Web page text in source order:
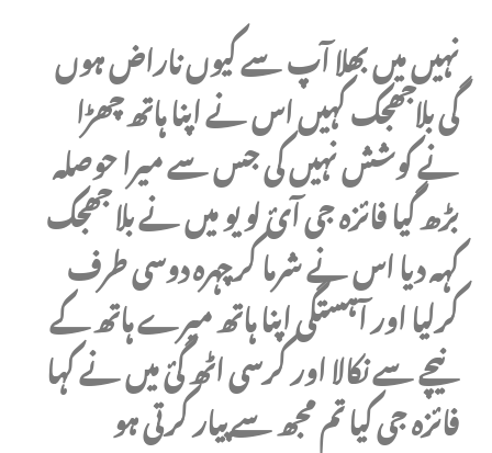
نہیں میں بھلا آپ سے کیوں ناراض ہوں
گی بلاجھجک کہیں اس نے اپنا ہاتھ چھڑا
نے کوشش نہیں کی جس سے میرا حوصلہ
بڑھ گیا فائزہ جی آئ لو یو میں نے بلا جھجک
کہہ دیا اس نے شرما کرچہرہ دوسی طرف
کرلیا اور آہستگی اپنا ہاتھ میرے ہاتھ کے
نیچے سے نکالا اور کرسی اٹھ گئ میں نے کہا
فائزہ جی کیا تم مجھ سے پیار کرتی ہو